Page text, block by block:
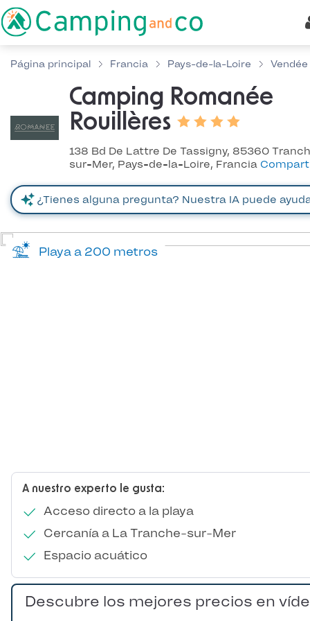
Página principal Francia Pays-de-la-Loire Vendée
Camping Romanée
Rouillères
138 Bd De Lattre De Tassigny, 85360
sur-Mer, Pays-de-la-Loire, Francia
A nuestro experto le gusta:
Acceso directo a la playa
Cercanía a La Tranche-sur-Mer
Espacio acuático
Playa a 200 metros
Descubre los mejores precios en